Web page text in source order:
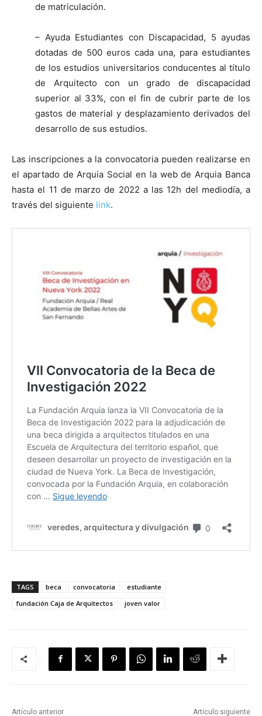
de matriculación.
– Ayuda Estudiantes con Discapacidad, 5 ayudas
dotadas de 500 euros cada una, para estudiantes
de los estudios universitarios conducentes al título
de Arquitecto con un grado de discapacidad
superior al 33%, con el fin de cubrir parte de los
gastos de material y desplazamiento derivados del
desarrollo de sus estudios.
Las inscripciones a la convocatoria pueden realizarse en
el apartado de Arquia Social en la web de Arquia Banca
hasta el 11 de marzo de 2022 a las 12h del mediodía, a
través del siguiente link.
TAGS beca convocatoria
estudiante
fundación Caja de Arquitectos
joven valor
Artículo anterior Artículo siguiente